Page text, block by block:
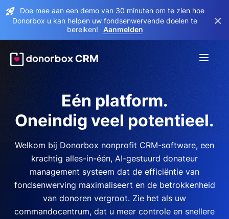
Doe mee aan een demo van 30 minuten om te zien hoe
Donorbox u kan helpen uw fondsenwervende doelen te
bereiken!
Aanmelden
×
Eén platform.
Oneindig veel potentieel.
Welkom bij Donorbox nonprofit CRM-software, een
krachtig alles-in-één, AI-gestuurd donateur
management systeem dat de efficiëntie van
fondsenwerving maximaliseert en de betrokkenheid
van donoren vergroot. Zie het als uw
commandocentrum, dat u meer controle en snellere